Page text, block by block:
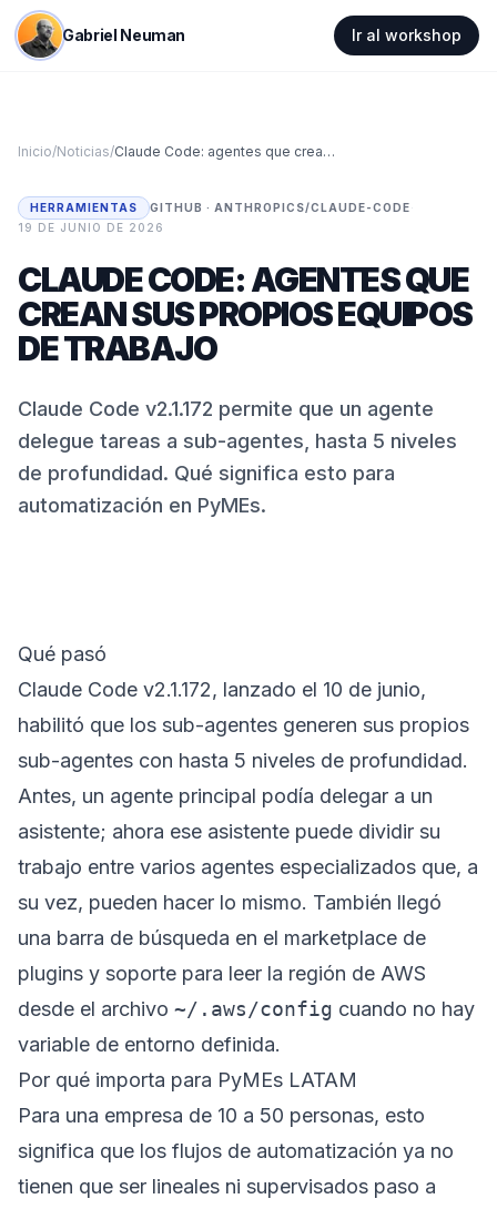
Gabriel Neuman Ir al workshop
Inicio/Noticias/ Claude Code: agentes que crean sus propios equipos de trabajo
HERRAMIENTAS GITHUB · ANTHROPICS/CLAUDE-CODE·
19 DE JUNIO DE 2026
CLAUDE CODE: AGENTES QUE
CREAN SUS PROPIOS EQUIPOS
DE TRABAJO
Claude Code v2.1.172 permite que un agente
delegue tareas a sub-agentes, hasta 5 niveles
de profundidad. Qué significa esto para
automatización en PyMEs.
Qué pasó
Claude Code v2.1.172, lanzado el 10 de junio,
habilitó que los sub-agentes generen sus propios
sub-agentes con hasta 5 niveles de profundidad.
Antes, un agente principal podía delegar a un
asistente; ahora ese asistente puede dividir su
trabajo entre varios agentes especializados que, a
su vez, pueden hacer lo mismo. También llegó
una barra de búsqueda en el marketplace de
plugins y soporte para leer la región de AWS
desde el archivo ~/.aws/config cuando no hay
variable de entorno definida.
Por qué importa para PyMEs LATAM
Para una empresa de 10 a 50 personas, esto
significa que los flujos de automatización ya no
tienen que ser lineales ni supervisados paso a